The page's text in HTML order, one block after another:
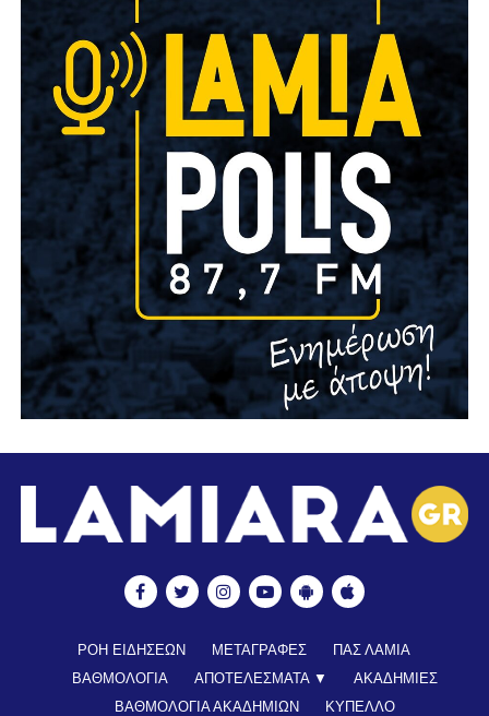
ΡΟΗ ΕΙΔΗΣΕΩΝ ΜΕΤΑΓΡΑΦΕΣ
ΠΑΣ ΛΑΜΙΑ
ΒΑΘΜΟΛΟΓΙΑ
ΑΠΟΤΕΛΕΣΜΑΤΑ ▼
ΑΚΑΔΗΜΙΕΣ
ΒΑΘΜΟΛΟΓΙΑ ΑΚΑΔΗΜΙΩΝ
ΚΥΠΕΛΛΟ